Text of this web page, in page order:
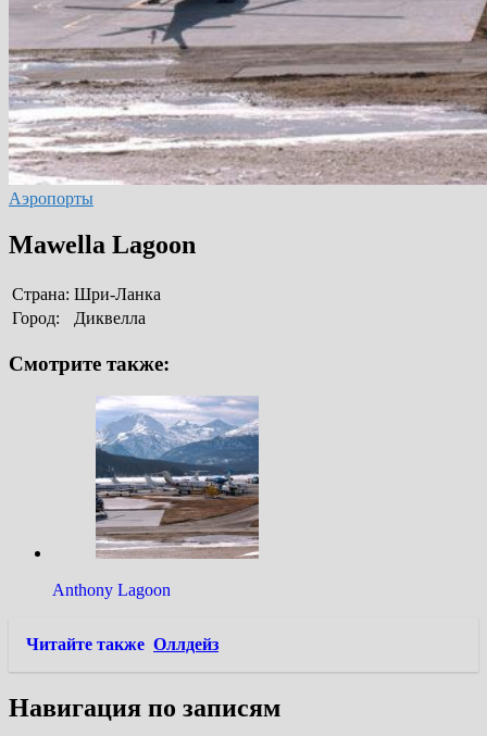
Аэропорты
Mawella Lagoon
Страна: Шри-Ланка
Город:
Диквелла
Смотрите также:
Anthony Lagoon
Читайте также Оллдейз
Навигация по записям